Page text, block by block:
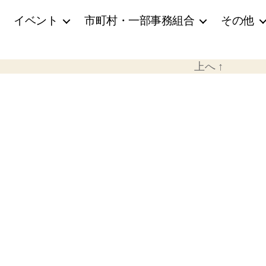
イベント 市町村・一部事務組合 その他
上へ ↑